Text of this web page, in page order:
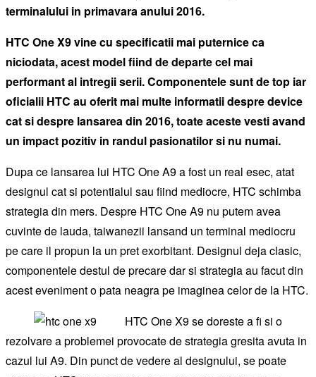
terminalului in primavara anului 2016.
HTC One X9 vine cu specificatii mai puternice ca
niciodata, acest model fiind de departe cel mai
performant al intregii serii. Componentele sunt de top iar
oficialii HTC au oferit mai multe informatii despre device
cat si despre lansarea din 2016, toate aceste vesti avand
un impact pozitiv in randul pasionatilor si nu numai.
Dupa ce lansarea lui HTC One A9 a fost un real esec, atat
designul cat si potentialul sau fiind mediocre, HTC schimba
strategia din mers. Despre HTC One A9 nu putem avea
cuvinte de lauda, taiwanezii lansand un terminal mediocru
pe care il propun la un pret exorbitant. Designul deja clasic,
componentele destul de precare dar si strategia au facut din
acest eveniment o pata neagra pe imaginea celor de la HTC.
HTC One X9 se doreste a fi si o
rezolvare a problemei provocate de strategia gresita avuta in
cazul lui A9. Din punct de vedere al designului, se poate